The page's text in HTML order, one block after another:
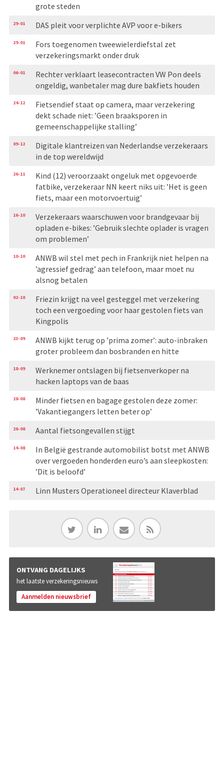
grote steden
29-01 DAS pleit voor verplichte AVP voor e-bikers
29-01
Fors toegenomen tweewielerdiefstal zet
verzekeringsmarkt onder druk
06-01
Rechter verklaart leasecontracten VW Pon deels
ongeldig, wanbetaler mag dure bakfiets houden
24-12
Fietsendief staat op camera, maar verzekering
dekt schade niet: ’Geen braaksporen in
gemeenschappelijke stalling’
09-12
Digitale klantreizen van Nederlandse verzekeraars
in de top wereldwijd
26-11
Kind (12) veroorzaakt ongeluk met opgevoerde
fatbike, verzekeraar NN keert niks uit: ’Het is geen
fiets, maar een motorvoertuig’
16-10
Verzekeraars waarschuwen voor brandgevaar bij
opladen e-bikes: ’Gebruik slechte oplader is vragen
om problemen’
10-10
ANWB wil stel met pech in Frankrijk niet helpen na
’agressief gedrag’ aan telefoon, maar moet nu
alsnog betalen
02-10
Friezin krijgt na veel gesteggel met verzekering
toch een vergoeding voor haar gestolen fiets van
Kingpolis
23-09
ANWB kijkt terug op ’prima zomer’: auto-inbraken
groter probleem dan bosbranden en hitte
18-09
Werknemer ontslagen bij fietsenverkoper na
hacken laptops van de baas
28-08
Minder fietsen en bagage gestolen deze zomer:
’Vakantiegangers letten beter op’
26-08 Aantal fietsongevallen stijgt
14-08
In België gestrande automobilist botst met ANWB
over vergoeden honderden euro’s aan sleepkosten:
’Dit is beloofd’
14-07 Linn Musters Operationeel directeur Klaverblad
ONTVANG DAGELIJKS
het laatste verzekeringsnieuws
Aanmelden nieuwsbrief